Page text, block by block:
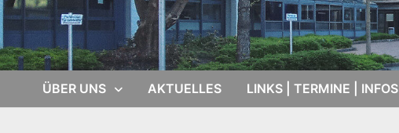
ÜBER UNS AKTUELLES LINKS | TERMINE | INFOS